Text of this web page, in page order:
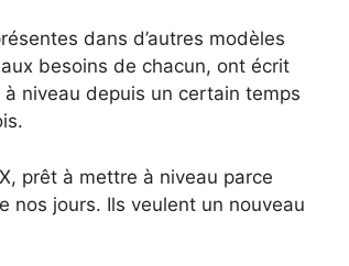
dans d’autres modèles
besoins de chacun, ont écrit
à niveau depuis un certain temps
prêt à mettre à niveau parce
nos jours. Ils veulent un nouveau